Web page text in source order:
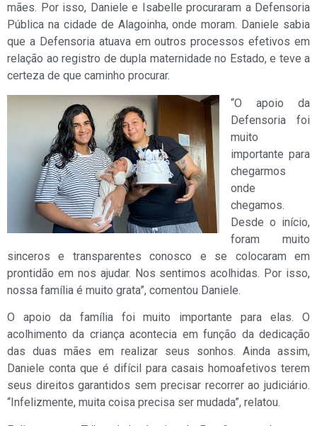
mães. Por isso, Daniele e Isabelle procuraram a Defensoria
Pública na cidade de Alagoinha, onde moram. Daniele sabia
que a Defensoria atuava em outros processos efetivos em
relação ao registro de dupla maternidade no Estado, e teve a
certeza de que caminho procurar.
“O apoio da
Defensoria foi
muito
importante para
chegarmos
onde
chegamos.
Desde o início,
foram muito
sinceros e transparentes conosco e se colocaram em
prontidão em nos ajudar. Nos sentimos acolhidas. Por isso,
nossa família é muito grata”, comentou Daniele.
O apoio da família foi muito importante para elas. O
acolhimento da criança acontecia em função da dedicação
das duas mães em realizar seus sonhos. Ainda assim,
Daniele conta que é difícil para casais homoafetivos terem
seus direitos garantidos sem precisar recorrer ao judiciário.
“Infelizmente, muita coisa precisa ser mudada”, relatou.